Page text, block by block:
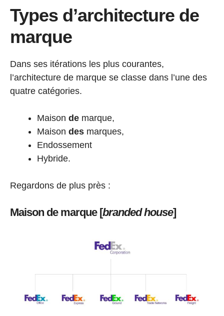
Types d’architecture de
marque
Dans ses itérations les plus courantes,
l’architecture de marque se classe dans l’une des
quatre catégories.
Maison de marque,
Maison des marques,
Endossement
Hybride.
Regardons de plus près :
Maison de marque [branded house]